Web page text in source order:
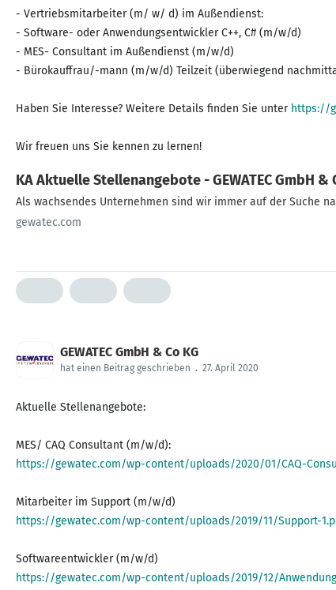
- Vertriebsmitarbeiter (m/ w/ d) im Außendienst:
- Software- oder Anwendungsentwickler C++, C# (m/w/d)
- MES- Consultant im Außendienst (m/w/d)
- Bürokauffrau/-mann (m/w/d) Teilzeit (überwiegend
Haben Sie Interesse? Weitere Details finden Sie unter https://
Wir freuen uns Sie kennen zu lernen!
KA Aktuelle Stellenangebote - GEWATEC GmbH &
Als wachsendes Unternehmen sind wir immer auf der Suche
gewatec.com
GEWATEC GmbH & Co KG
hat einen Beitrag geschrieben . 27. April 2020
Aktuelle Stellenangebote:
https://gewatec.com/wp-content/uploads/2020/01/CAQ-
https://gewatec.com/wp-content/uploads/2019/11/Support-
https://gewatec.com/wp-content/uploads/2019/12/